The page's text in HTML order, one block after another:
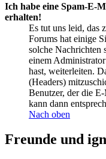
Ich habe eine Spam-E-
erhalten!
Es tut uns leid, das
Forums hat einige
solche Nachrichten
einem
hast, weiterleiten.
(Headers)
Benutzer, der die
kann dann
Nach oben
Freunde und